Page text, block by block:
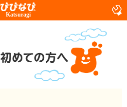
Katsuragi